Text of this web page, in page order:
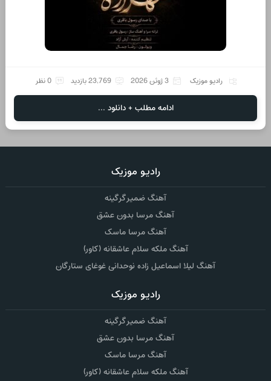
رادیو موزیک 3 ژوئن 2026 23,769 بازدید 0 نظر
ادامه مطلب + دانلود ...
رادیو موزیک
آهنگ ضمیر گرگینه
آهنگ مرسا بدون عشق
آهنگ مرسا ماسک
آهنگ ملکه سلام عاشقانه (کاور)
آهنگ لیلا اسماعیل زاده نوحدانی غوغای ستارگان
رادیو موزیک
آهنگ ضمیر گرگینه
آهنگ مرسا بدون عشق
آهنگ مرسا ماسک
آهنگ ملکه سلام عاشقانه (کاور)